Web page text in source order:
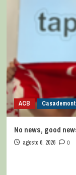
ACB
No news, good
agosto 6, 2026 0